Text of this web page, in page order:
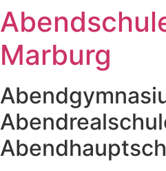
Zum
Inhalt
springen
Marburg